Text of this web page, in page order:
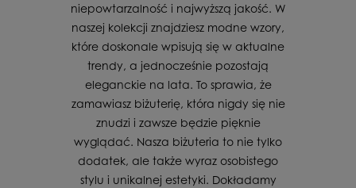
niepowtarzalność i najwyższą jakość. W
naszej kolekcji znajdziesz modne wzory,
które doskonale wpisują się w aktualne
trendy, a jednocześnie pozostają
eleganckie na lata. To sprawia, że
zamawiasz biżuterię, która nigdy się nie
znudzi i zawsze będzie pięknie
wyglądać. Nasza biżuteria to nie tylko
dodatek, ale także wyraz osobistego
stylu i unikalnej estetyki. Dokładamy